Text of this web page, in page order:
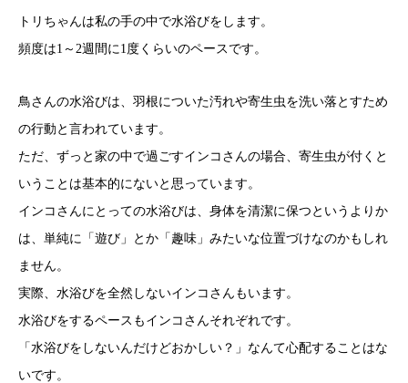
トリちゃんは私の手の中で水浴びをします。
頻度は1～2週間に1度くらいのペースです。
鳥さんの水浴びは、羽根についた汚れや寄生虫を洗い落とすため
の行動と言われています。
ただ、ずっと家の中で過ごすインコさんの場合、寄生虫が付くと
いうことは基本的にないと思っています。
インコさんにとっての水浴びは、身体を清潔に保つというよりか
は、単純に「遊び」とか「趣味」みたいな位置づけなのかもしれ
ません。
実際、水浴びを全然しないインコさんもいます。
水浴びをするペースもインコさんそれぞれです。
「水浴びをしないんだけどおかしい？」なんて心配することはな
いです。